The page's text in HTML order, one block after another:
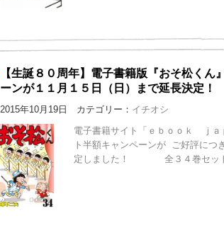
【生誕８０周年】電子書籍版『おそ松く
ーンが１１月１５日（日）まで延長決定！
2015年10月19日 カテゴリー： イチオシ
電子書籍サイト「ｅｂｏｏｋ ｊａ
ト半額キャンペーンが ご好評につ
定しました！ 全３４巻セット